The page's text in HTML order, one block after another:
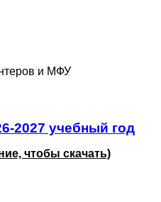
и МФУ
2027 учебный год
чтобы скачать)